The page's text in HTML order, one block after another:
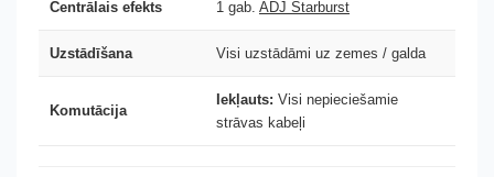
Centrālais efekts 1 gab. ADJ Starburst
Uzstādīšana Visi uzstādāmi uz zemes / galda
Komutācija
Iekļauts: Visi nepieciešamie
strāvas kabeļi